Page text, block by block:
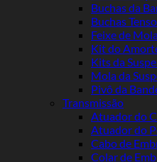
Buchas da
Buchas
Feixe de
Kit do
Kits da
Mola da
Pivô da
Transmissão
Atuador do
Atuador do
Cabo de
Colar de